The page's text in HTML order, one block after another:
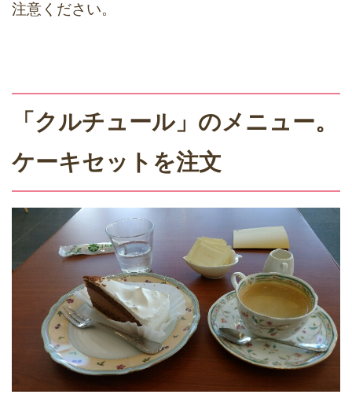
注意ください。
「クルチュール」のメニュー。
ケーキセットを注文